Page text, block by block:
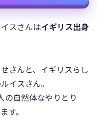
スさんはイギリス出身
さんと、イギリスらし
イスさん。
の自然体なやりとり
す。